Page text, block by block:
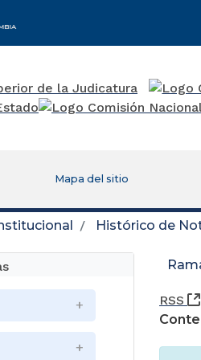
Mapa del sitio
Histórico de
RSS